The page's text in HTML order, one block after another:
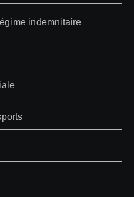
indemnitaire